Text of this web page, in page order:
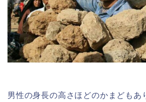
男性の身長の高さほどのかまどもあ